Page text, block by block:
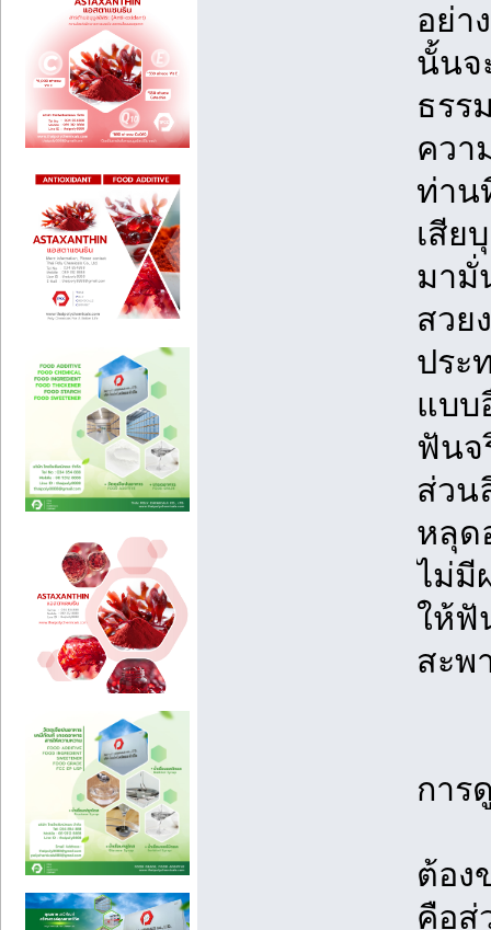
อย่า
นั้นจ
ธรร
ควา
ท่าน
เสีย
มามั่
สวย
ประ
แบบ
ฟันจ
ส่วน
หลุด
ไม่มี
ให้ฟั
สะพ
การ
ต้อง
คือส่